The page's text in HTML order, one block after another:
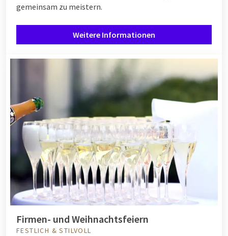
gemeinsam zu meistern.
Weitere Informationen
Firmen- und Weihnachtsfeiern
FESTLICH & STILVOLL